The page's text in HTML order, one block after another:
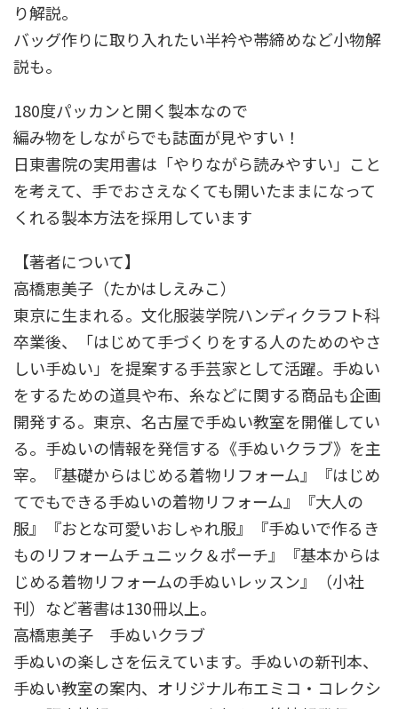
り解説。
バッグ作りに取り入れたい半衿や帯締めなど小物解
説も。
180度パッカンと開く製本なので
編み物をしながらでも誌面が見やすい！
日東書院の実用書は「やりながら読みやすい」こと
を考えて、手でおさえなくても開いたままになって
くれる製本方法を採用しています
【著者について】
高橋恵美子（たかはしえみこ）
東京に生まれる。文化服装学院ハンディクラフト科
卒業後、「はじめて手づくりをする人のためのやさ
しい手ぬい」を提案する手芸家として活躍。手ぬい
をするための道具や布、糸などに関する商品も企画
開発する。東京、名古屋で手ぬい教室を開催してい
る。手ぬいの情報を発信する《手ぬいクラブ》を主
宰。『基礎からはじめる着物リフォーム』『はじめ
てでもできる手ぬいの着物リフォーム』『大人の
服』『おとな可愛いおしゃれ服』『手ぬいで作るき
ものリフォームチュニック＆ポーチ』『基本からは
じめる着物リフォームの手ぬいレッスン』（小社
刊）など著書は130冊以上。
高橋恵美子 手ぬいクラブ
手ぬいの楽しさを伝えています。手ぬいの新刊本、
手ぬい教室の案内、オリジナル布エミコ・コレクシ